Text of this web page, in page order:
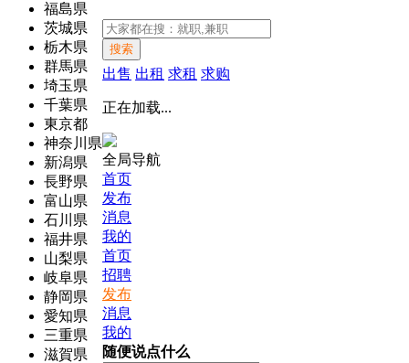
福島県
茨城県
栃木県
群馬県
埼玉県
千葉県
東京都
神奈川県
新潟県
長野県
富山県
石川県
福井県
山梨県
岐阜県
静岡県
愛知県
三重県
滋賀県
搜索
出售 出租 求租 求购
正在加载...
全局导航
首页
发布
消息
我的
首页
招聘
发布
消息
我的
随便说点什么